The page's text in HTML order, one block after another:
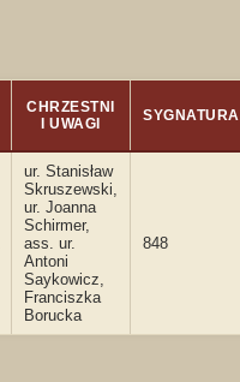
CHRZESTNI
I UWAGI
SYGNATURA
ur. Stanisław
Skruszewski,
ur. Joanna
Schirmer,
ass. ur.
Antoni
Saykowicz,
Franciszka
Borucka
848